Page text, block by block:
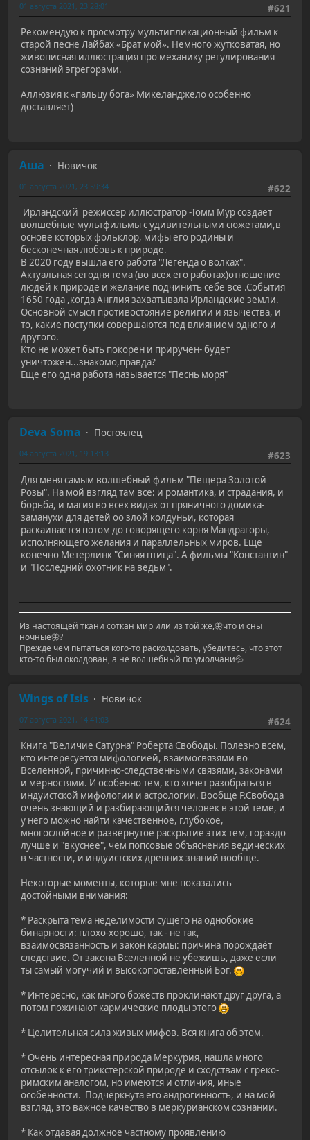
#621
01 августа 2021, 23:28:01
Рекомендую к просмотру мультипликационный фильм к
старой песне Лайбах «Брат мой». Немного жутковатая, но
живописная иллюстрация про механику регулирования
сознаний эгрегорами.
Аллюзия к «пальцу бога» Микеланджело особенно
доставляет)
Аша
Новичок
#622
01 августа 2021, 23:59:34
Ирландский режиссер иллюстратор -Томм Мур создает
волшебные мультфильмы с удивительными сюжетами,в
основе которых фольклор, мифы его родины и
бесконечная любовь к природе.
В 2020 году вышла его работа "Легенда о волках".
Актуальная сегодня тема (во всех его работах)отношение
людей к природе и желание подчинить себе все .События
1650 года ,когда Англия захватывала Ирландские земли.
Основной смысл противостояние религии и язычества, и
то, какие поступки совершаются под влиянием одного и
другого.
Кто не может быть покорен и приручен- будет
уничтожен...знакомо,правда?
Еще его одна работа называется "Песнь моря"
Deva Soma
Постоялец
#623
04 августа 2021, 19:13:13
Для меня самым волшебный фильм "Пещера Золотой
Розы". На мой взгляд там все: и романтика, и страдания, и
борьба, и магия во всех видах от пряничного домика-
заманухи для детей оо злой колдуньи, которая
раскаивается потом до говорящего корня Мандрагоры,
исполняющего желания и параллельных миров. Еще
конечно Метерлинк "Синяя птица". А фильмы "Константин"
и "Последний охотник на ведьм".
Из настоящей ткани соткан мир или из той же,🦋что и сны
ночные🦋?
Прежде чем пытаться кого-то расколдовать, убедитесь, что этот
кто-то был околдован, а не волшебный по умолчани💦
Wings of Isis
Новичок
#624
07 августа 2021, 14:41:03
Книга "Величие Сатурна" Роберта Свободы. Полезно всем,
кто интересуется мифологией, взаимосвязями во
Вселенной, причинно-следственными связями, законами
и мерностями. И особенно тем, кто хочет разобраться в
индуистской мифологии и астрологии. Вообще Р.Свобода
очень знающий и разбирающийся человек в этой теме, и
у него можно найти качественное, глубокое,
многослойное и развёрнутое раскрытие этих тем, гораздо
лучше и "вкуснее", чем попсовые объяснения ведических
в частности, и индуистских древних знаний вообще.
Некоторые моменты, которые мне показались
достойными внимания:
* Раскрыта тема неделимости сущего на однобокие
бинарности: плохо-хорошо, так - не так,
взаимосвязанность и закон кармы: причина порождаёт
следствие. От закона Вселенной не убежишь, даже если
ты самый могучий и высокопоставленный Бог.
* Интересно, как много божеств проклинают друг друга, а
потом пожинают кармические плоды этого
* Целительная сила живых мифов. Вся книга об этом.
* Очень интересная природа Меркурия, нашла много
отсылок к его трикстерской природе и сходствам с греко-
римским аналогом, но имеются и отличия, иные
особенности. Подчёркнута его андрогинность, и на мой
взгляд, это важное качество в меркурианском сознании.
* Как отдавая должное частному проявлению